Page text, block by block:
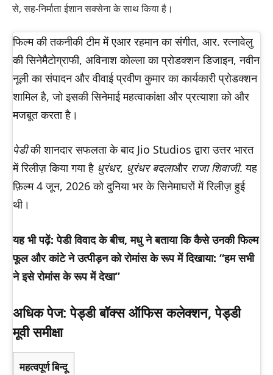
से, सह-निर्माता ईशान सक्सेना के साथ किया है।
फिल्म की तकनीकी टीम में एआर रहमान का संगीत, आर. रत्नावेलु
की सिनेमैटोग्राफी, अविनाश कोल्ला का प्रोडक्शन डिजाइन, नवीन
नूली का संपादन और वीवाई प्रवीण कुमार का कार्यकारी प्रोडक्शन
शामिल है, जो इसकी सिनेमाई महत्वाकांक्षा और प्रत्याशा को और
मजबूत करता है।
पेडीकी शानदार सफलता के बाद Jio Studios द्वारा उत्तर भारत
में रिलीज़ किया गया है धुरंधर, धुरंधर बदलाऔर राजा शिवाजी. यह
फ़िल्म 4 जून, 2026 को दुनिया भर के सिनेमाघरों में रिलीज़ हुई
थी।
यह भी पढ़ें: पेडी विवाद के बीच, मधु ने बताया कि कैसे उनकी फिल्म
फूल और कांटे ने उत्पीड़न को रोमांस के रूप में दिखाया: “हम सभी
ने इसे रोमांस के रूप में देखा”
अधिक पेज: पेड्डी बॉक्स ऑफिस कलेक्शन, पेड्डी
मूवी समीक्षा
महत्वपूर्ण बिन्दू